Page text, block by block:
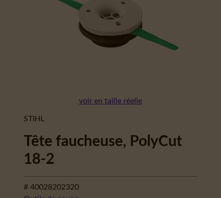
voir en taille réelle
STIHL
Tête faucheuse, PolyCut
18-2
# 40028202320